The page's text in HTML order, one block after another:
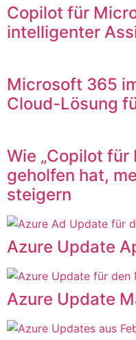
Copilot für
intelligenter
Microsoft 365
Cloud-Lösung
Wie „Copilot
geholfen hat,
steigern
Azure Update
Azure Update